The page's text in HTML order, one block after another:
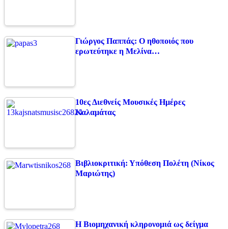
Γιώργος Παππάς: Ο ηθοποιός που
ερωτεύτηκε η Μελίνα…
10ες Διεθνείς Μουσικές Ημέρες
Καλαμάτας
Βιβλιοκριτική: Υπόθεση Πολέτη (Νίκος
Μαριώτης)
Η Βιομηχανική κληρονομιά ως δείγμα